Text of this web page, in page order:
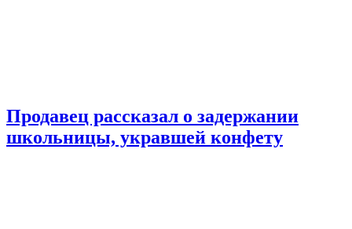
Продавец рассказал о задержании
школьницы, укравшей конфету